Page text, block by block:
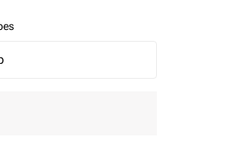
option Round trip Selected